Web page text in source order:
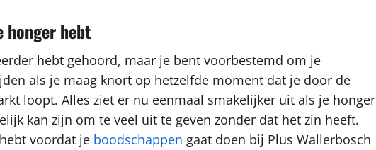
honger hebt
hebt gehoord, maar je bent voorbestemd om je
als je maag knort op hetzelfde moment dat je door de
loopt. Alles ziet er nu eenmaal smakelijker uit als je honger
kan zijn om te veel uit te geven zonder dat het zin heeft.
voordat je boodschappen gaat doen bij Plus Wallerbosch